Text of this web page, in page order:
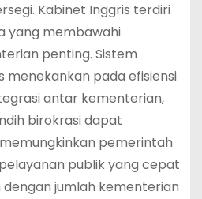
Kabinet Inggris terdiri
yang membawahi
penting. Sistem
menekankan pada efisiensi
antar kementerian,
birokrasi dapat
pemerintah
publik yang cepat
jumlah kementerian